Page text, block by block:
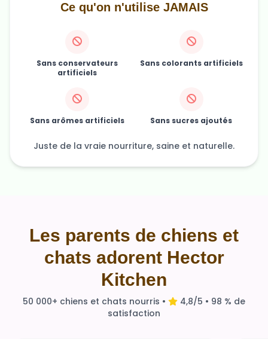
Ce qu'on n'utilise JAMAIS
Sans conservateurs
artificiels
Sans colorants artificiels
Sans arômes artificiels Sans sucres ajoutés
Juste de la vraie nourriture, saine et naturelle.
Les parents de chiens et
chats adorent Hector
Kitchen
50 000+ chiens et chats nourris •
4,8/5 • 98 % de
satisfaction